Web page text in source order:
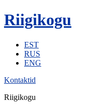
Riigikogu
EST
RUS
ENG
Kontaktid
Riigikogu